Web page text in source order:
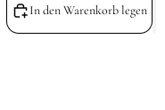
In den Warenkorb legen